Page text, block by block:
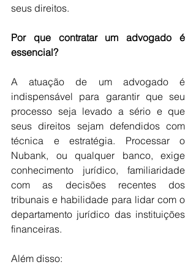
seus direitos.
Por que contratar um advogado é
essencial?
A atuação de um advogado é
indispensável para garantir que seu
processo seja levado a sério e que
seus direitos sejam defendidos com
técnica e estratégia. Processar o
Nubank, ou qualquer banco, exige
conhecimento jurídico, familiaridade
com as decisões recentes dos
tribunais e habilidade para lidar com o
departamento jurídico das instituições
financeiras.
Além disso: